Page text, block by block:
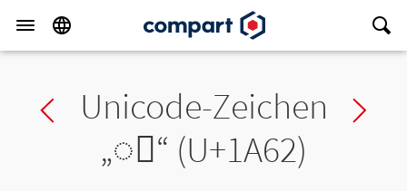
Previous char
Unicode-Zeichen
„◌ᩢ“ (U+1A62)